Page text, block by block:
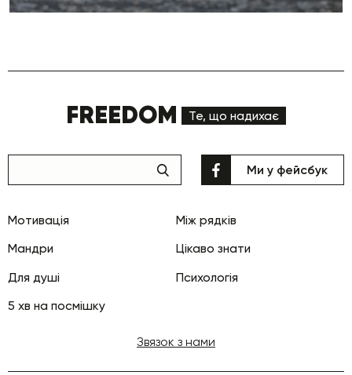
FREEDOM Те, що надихає
Мотивація
Між рядків
Мандри
Цікаво знати
Для душі
Психологія
5 хв на посмішку
Ми у фейсбук
Звязок з нами